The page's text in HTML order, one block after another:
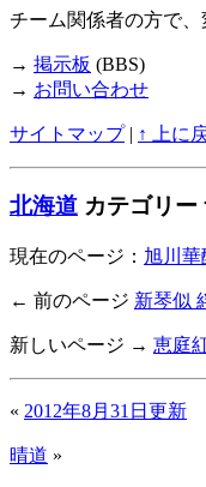
チーム関係者の方で
→ 掲示板 (BBS)
→ お問い合わせ
サイトマップ| ↑ 上に
北海道 カテゴリー
現在のページ： 旭川華
← 前のページ 新琴似
新しいページ → 恵庭
« 2012年8月31日更新
晴道 »